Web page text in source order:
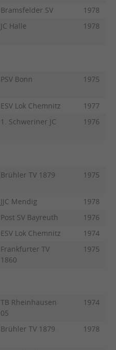
Bramsfelder SV
1978
JC Halle 1978
PSV Bonn 1975
ESV Lok Chemnitz
1977
1. Schweriner JC 1976
Brühler TV 1879 1975
JJC Mendig
1978
Post SV Bayreuth
1976
ESV Lok Chemnitz
1974
Frankfurter TV
1860
1975
TB Rheinhausen
05
1974
Brühler TV 1879 1978